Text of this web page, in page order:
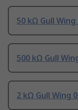
50 kΩ Gull Wing
500 kΩ Gull
2 kΩ Gull Wing